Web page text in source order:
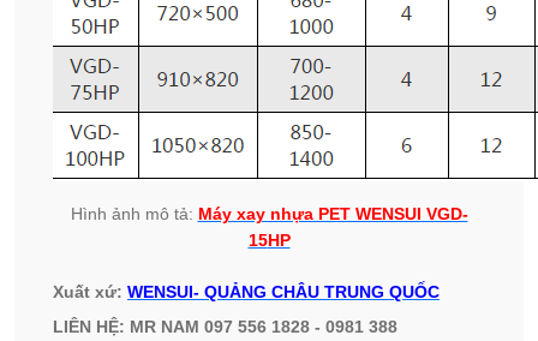
Hình ảnh mô tả: Máy xay nhựa PET WENSUI VGD-
15HP
Xuất xứ: WENSUI- QUẢNG CHÂU TRUNG QUỐC
LIÊN HỆ: MR NAM 097 556 1828 - 0981 388